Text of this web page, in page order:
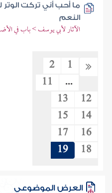
ما أحب أني تركت الوتر
النعم
الآثار لأبي يوسف > باب في
1
2
...
11
12
13
14
15
16
17
18
19
العرض الموضوعي